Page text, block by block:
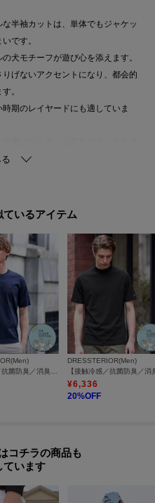
半袖カットは、単体でもジャケッ
です。
犬モチーフが遊び心を添えます。
げないアクセントになり、都会的
。
期のレイヤードにも適していま
ッチが肌にすっと馴染み、暑さの
つきを抑えます。
後も形崩れしにくくケアが容易で
りが長時間の着用でも疲れにくい
り、袖口のトリムは縫製強度が高
着回せます。
おります。デザインや配色などが
画像を（一部）使用しておりま
ル・シルエット等が異なる場合が
ているアイテム
DRESSTERIOR(Men)
¥6,336
20%OFF
コチラの商品も
ています